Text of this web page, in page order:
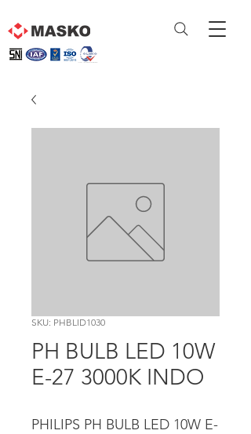
SKU: PHBLID1030
PH BULB LED 10W
E-27 3000K INDO
PHILIPS PH BULB LED 10W E-